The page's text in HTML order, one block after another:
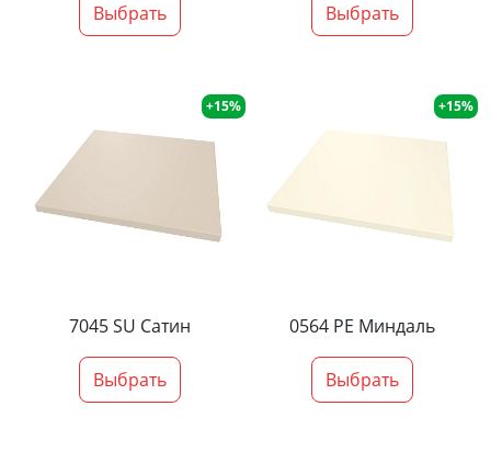
Выбрать Выбрать
+15%
7045 SU Сатин
Выбрать
+15%
0564 PE Миндаль
Выбрать